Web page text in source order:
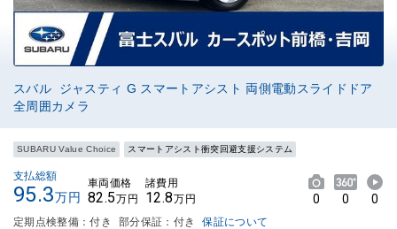
スバル ジャスティ G スマートアシスト 両側電動スライドドア
全周囲カメラ
SUBARU Value Choice スマートアシスト衝突回避支援システム
支払総額
95.3万円
車両価格
82.5万円
諸費用
12.8万円 0 0 0
定期点検整備：付き 部分保証：付き 保証について